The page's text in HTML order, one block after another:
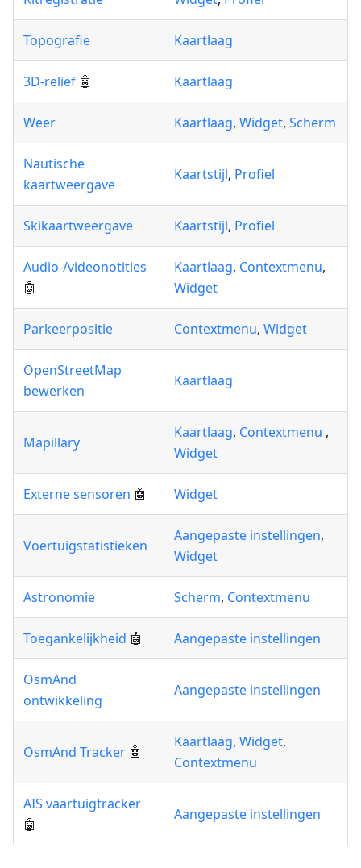
Topografie Kaartlaag
3D-reliëf 🤖 Kaartlaag
Weer Kaartlaag, Widget, Scherm
Nautische
kaartweergave
Kaartstijl, Profiel
Skikaartweergave Kaartstijl, Profiel
Audio-/videonotities
🤖
Kaartlaag, Contextmenu,
Widget
Parkeerpositie Contextmenu, Widget
OpenStreetMap
bewerken
Kaartlaag
Mapillary
Kaartlaag, Contextmenu ,
Widget
Externe sensoren 🤖 Widget
Voertuigstatistieken
Aangepaste instellingen,
Widget
Astronomie Scherm, Contextmenu
Toegankelijkheid 🤖 Aangepaste instellingen
OsmAnd
ontwikkeling
Aangepaste instellingen
OsmAnd Tracker 🤖
Kaartlaag, Widget,
Contextmenu
AIS vaartuigtracker
🤖
Aangepaste instellingen